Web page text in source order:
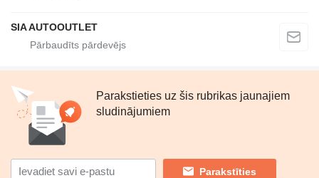
SIA AUTOOUTLET
Parakstieties uz šis rubrikas jaunajiem
sludinājumiem
Parakstīties